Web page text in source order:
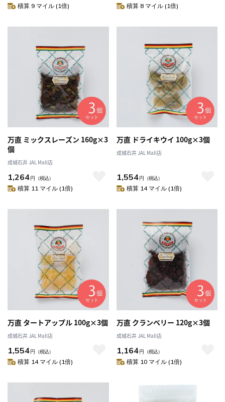
積算 9 マイル (1倍) 積算 8 マイル (1倍)
万直 ミックスレーズン 160g×3
個
成城石井 JAL Mall店
1,264円 （税込）
積算 11 マイル (1倍)
万直 ドライキウイ 100g×3個
成城石井 JAL Mall店
1,554円 （税込）
積算 14 マイル (1倍)
万直 タートアップル 100g×3個
成城石井 JAL Mall店
1,554円 （税込）
積算 14 マイル (1倍)
万直 クランベリー 120g×3個
成城石井 JAL Mall店
1,164円 （税込）
積算 10 マイル (1倍)